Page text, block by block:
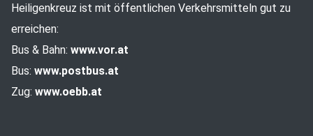
Heiligenkreuz ist mit öffentlichen Verkehrsmitteln gut zu
erreichen:
Bus & Bahn: www.vor.at
Bus: www.postbus.at
Zug: www.oebb.at